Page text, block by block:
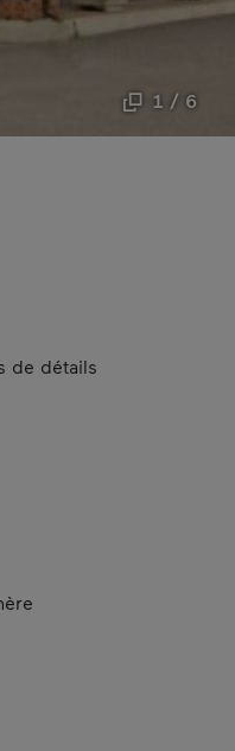
1 / 6
de détails